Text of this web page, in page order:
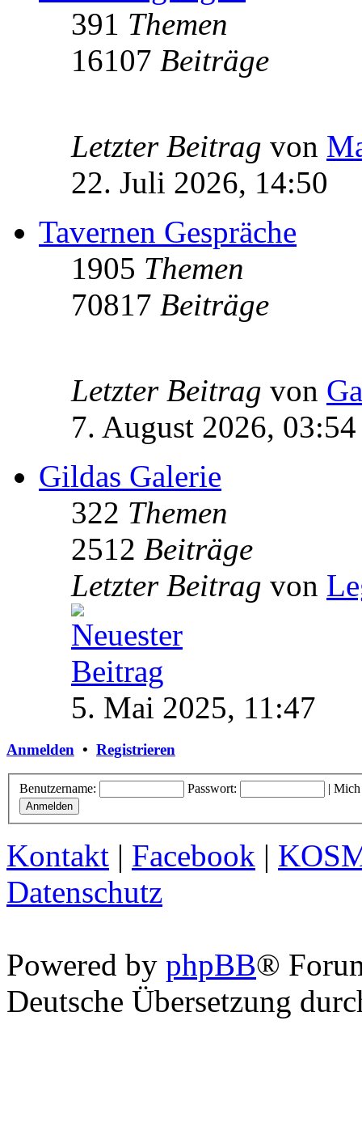
391 Themen
16107 Beiträge
Letzter Beitrag von
22. Juli 2026, 14:50
Tavernen Gespräche
1905 Themen
70817 Beiträge
Letzter Beitrag von
7. August 2026, 03:54
Gildas Galerie
322 Themen
2512 Beiträge
Letzter Beitrag von
5. Mai 2025, 11:47
Anmelden • Registrieren
Benutzername: Passwort: | Mich
Kontakt | Facebook |
Datenschutz
Powered by phpBB®
Deutsche Übersetzung